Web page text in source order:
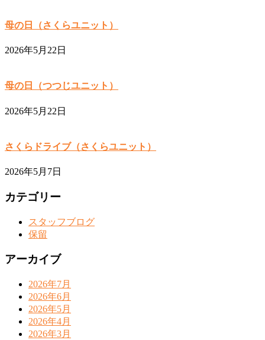
母の日（さくらユニット）
2026年5月22日
母の日（つつじユニット）
2026年5月22日
さくらドライブ（さくらユニット）
2026年5月7日
カテゴリー
スタッフブログ
保留
アーカイブ
2026年7月
2026年6月
2026年5月
2026年4月
2026年3月